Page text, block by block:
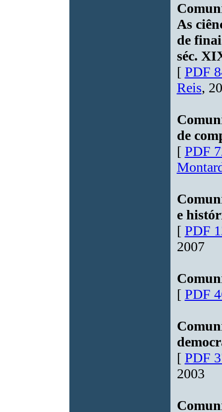
As
de
séc.
[ PDF
Reis,
de
[ PDF
e
[ PDF
2007
[ PDF
[ PDF
2003